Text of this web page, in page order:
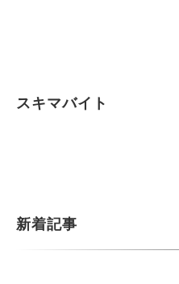
スキマバイト
新着記事